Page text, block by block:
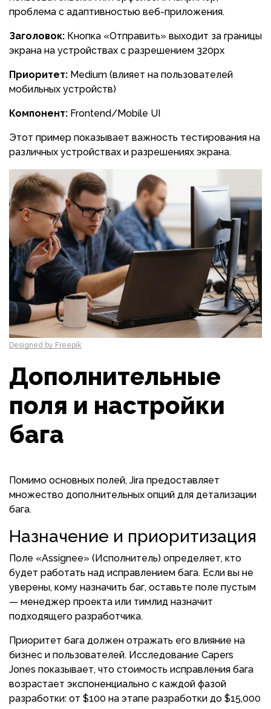
проблема с адаптивностью веб-приложения.
Заголовок: Кнопка «Отправить» выходит за границы
экрана на устройствах с разрешением 320px
Приоритет: Medium (влияет на пользователей
мобильных устройств)
Компонент: Frontend/Mobile UI
Этот пример показывает важность тестирования на
различных устройствах и разрешениях экрана.
Designed by Freepik
Дополнительные
поля и настройки
бага
Помимо основных полей, Jira предоставляет
множество дополнительных опций для детализации
бага.
Назначение и приоритизация
Поле «Assignee» (Исполнитель) определяет, кто
будет работать над исправлением бага. Если вы не
уверены, кому назначить баг, оставьте поле пустым
— менеджер проекта или тимлид назначит
подходящего разработчика.
Приоритет бага должен отражать его влияние на
бизнес и пользователей. Исследование Capers
Jones показывает, что стоимость исправления бага
возрастает экспоненциально с каждой фазой
разработки: от $100 на этапе разработки до $15,000